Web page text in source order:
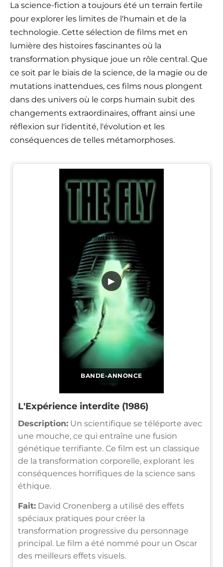
La science-fiction a toujours été un terrain fertile
pour explorer les limites de l'humain et de la
technologie. Cette sélection de films met en
lumière des histoires fascinantes où la
transformation physique joue un rôle central. Que
ce soit par le biais de la science, de la magie ou de
mutations inattendues, ces films nous plongent
dans des univers où le corps humain subit des
changements extraordinaires, offrant ainsi une
réflexion sur l'identité, l'évolution et les
conséquences de telles métamorphoses.
BANDE-ANNONCE
▶
L'Expérience interdite (1986)
Description: Un scientifique se téléporte avec
une mouche, ce qui entraîne une fusion
génétique terrifiante. Ce film est un classique
de la transformation corporelle, explorant les
conséquences horrifiques de la science sans
éthique.
Fait: David Cronenberg a utilisé des effets
spéciaux pratiques pour créer la
transformation progressive du personnage
principal. Le film a été nommé pour un Oscar
des meilleurs effets visuels.